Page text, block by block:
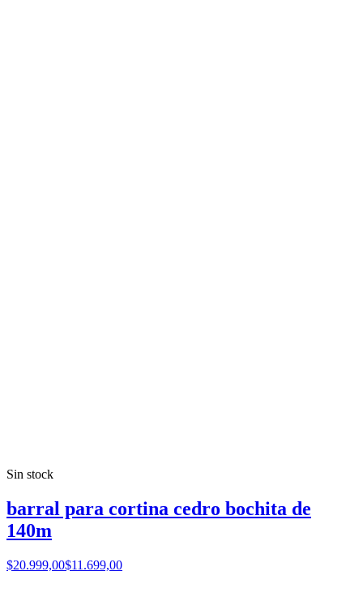
Sin stock
barral para cortina cedro bochita de
140m
$20.999,00$11.699,00